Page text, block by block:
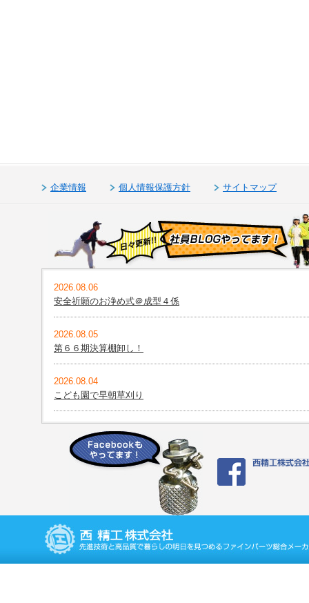
企業情報 個人情報保護方針 サイトマップ
2026.08.06
安全祈願のお浄め式＠成型４係
2026.08.05
第６６期決算棚卸し！
2026.08.04
こども園で早朝草刈り